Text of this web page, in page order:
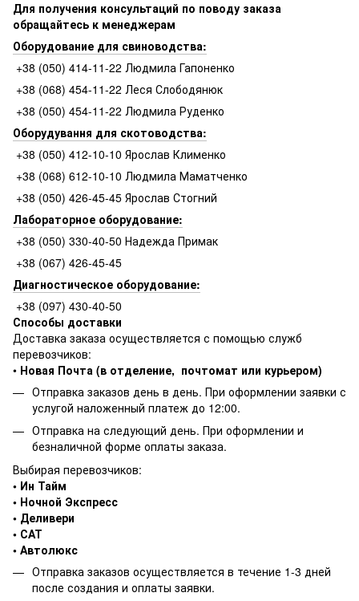
Для получения консультаций по поводу заказа
обращайтесь к менеджерам
Оборудование для свиноводства:
+38 (050) 414-11-22 Людмила Гапоненко
+38 (068) 454-11-22 Леся Слободянюк
+38 (050) 454-11-22 Людмила Руденко
Оборудування для скотоводства:
+38 (050) 412-10-10 Ярослав Клименко
+38 (068) 612-10-10 Людмила Маматченко
+38 (050) 426-45-45 Ярослав Стогний
Лабораторное оборудование:
+38 (050) 330-40-50 Надежда Примак
+38 (067) 426-45-45
Диагностическое оборудование:
+38 (097) 430-40-50
Способы доставки
Доставка заказа осуществляется с помощью служб
перевозчиков:
• Новая Почта (в отделение, почтомат или курьером)
Отправка заказов день в день. При оформлении заявки с
услугой наложенный платеж до 12:00.
Отправка на следующий день. При оформлении и
безналичной форме оплаты заказа.
Выбирая перевозчиков:
• Ин Тайм
• Ночной Экспресс
• Деливери
• САТ
• Автолюкс
Отправка заказов осуществляется в течение 1-3 дней
после создания и оплаты заявки.